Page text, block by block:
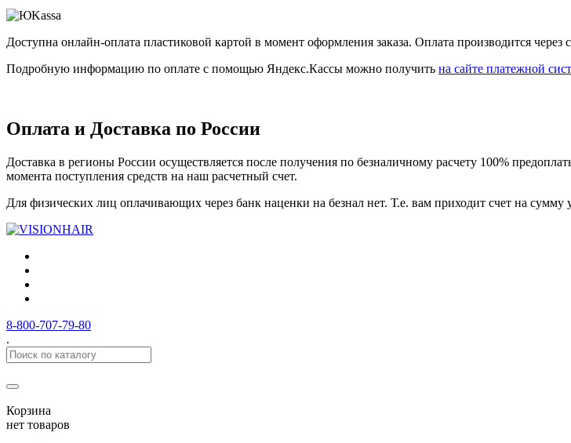
Доступна онлайн-оплата пластиковой картой в момент оформления заказа. Оплата производится через
Подробную информацию по оплате с помощью Яндекс.Кассы можно получить на сайте платежной
Оплата и Доставка по России
Доставка в регионы России осуществляется после получения по безналичному расчету 100%
момента поступления средств на наш расчетный счет.
Для физических лиц оплачивающих через банк наценки на безнал нет. Т.е. вам приходит счет на сумму
8-800-707-79-80
.
Корзина
нет товаров